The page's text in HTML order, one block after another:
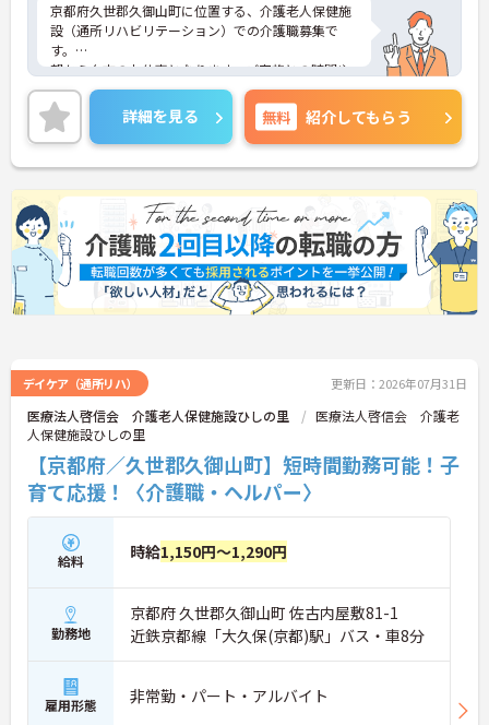
京都府久世郡久御山町に位置する、介護老人保健施
設（通所リハビリテーション）での介護職募集で
す。
朝から夕方のお仕事となります。ご家族との時間や
プライベートを大切にしたい方にもおすすめ♪
資格をお持ちであれば、実務経験はなくてもOK！現
場で働きながら経験を積んでいくことができます。
ご興味のある方は面接のポイントなどもお伝えいた
します。ぜひマイナビ介護職にお問い合わせくださ
いませ！
詳細を見る 無料 紹介してもらう
デイケア（通所リハ） 更新日：2026年07月31日
医療法人啓信会 介護老人保健施設ひしの里
医療法人啓信会 介護老
人保健施設ひしの里
【京都府／久世郡久御山町】短時間勤務可能！子
育て応援！〈介護職・ヘルパー〉
給料 時給1,150円～1,290円
勤務地
京都府 久世郡久御山町 佐古内屋敷81-1
近鉄京都線「大久保(京都)駅」バス・車8分
雇用形態 非常勤・パート・アルバイト